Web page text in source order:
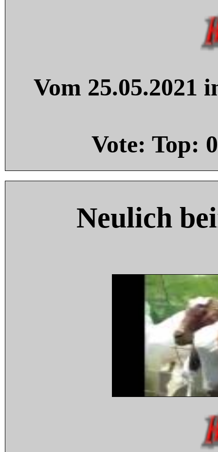
Vom 25.05.2021
Vote: Top: 0
Neulich